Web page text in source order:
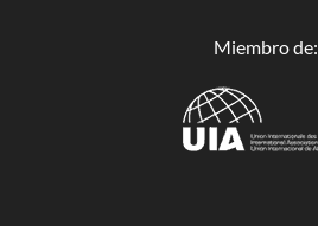
Miembro de: